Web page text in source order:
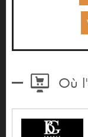
Où